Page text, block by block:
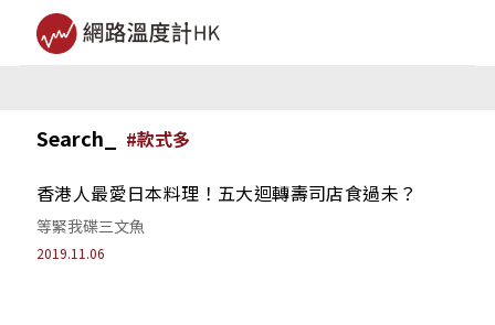
Search_ #款式多
香港人最愛日本料理！五大迴轉壽司店食過未？
等緊我碟三文魚
2019.11.06